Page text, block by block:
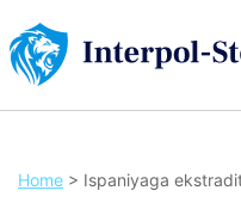
Home > Ispaniyaga